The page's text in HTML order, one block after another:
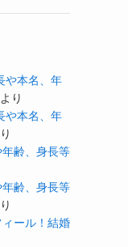
や本名、年
より
や本名、年
齢、身長等
齢、身長等
ール！結婚